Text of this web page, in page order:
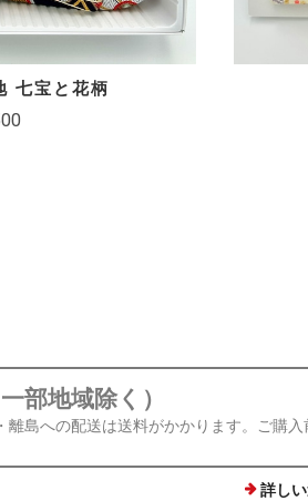
七宝と花柄
部地域除く）
島への配送は送料がかかります。ご購入
詳し